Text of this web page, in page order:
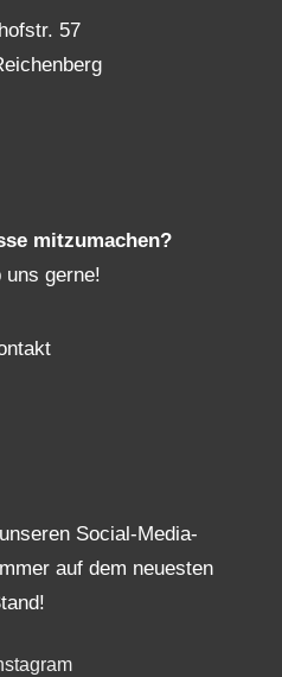
57
mitzumachen?
uns gerne!
Social-Media-
auf dem neuesten